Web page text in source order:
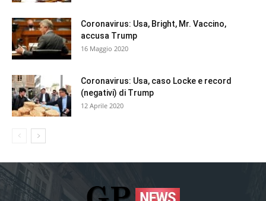
Coronavirus: Usa, Bright, Mr. Vaccino,
accusa Trump
16 Maggio 2020
Coronavirus: Usa, caso Locke e record
(negativi) di Trump
12 Aprile 2020